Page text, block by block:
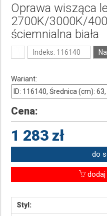
Oprawa wisząca
2700K/3000K/
ściemnialna biała
Indeks: 116140
Wariant:
Cena:
1 283 zł
do
Styl: